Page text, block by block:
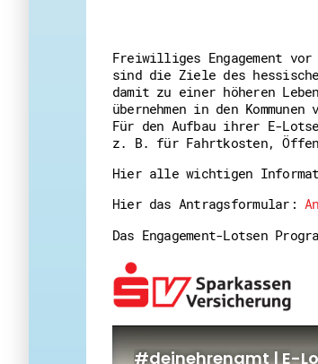
Freiwilliges Engagement
sind die Ziele des
damit zu einer höheren
übernehmen in den
Für den Aufbau ihrer E-
z. B. für Fahrtkosten,
Hier alle wichtigen
Hier das Antragsformular:
Das Engagement-Lotsen